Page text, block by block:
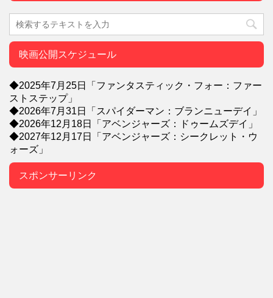
映画公開スケジュール
◆2025年7月25日「ファンタスティック・フォー：ファー
ストステップ」
◆2026年7月31日「スパイダーマン：ブランニューデイ」
◆2026年12月18日「アベンジャーズ：ドゥームズデイ」
◆2027年12月17日「アベンジャーズ：シークレット・ウ
ォーズ」
スポンサーリンク